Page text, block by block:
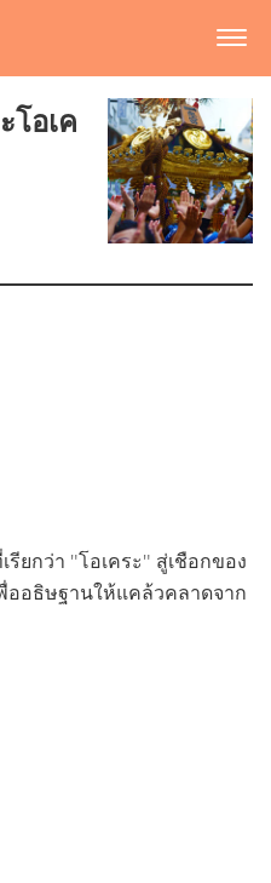
โอเค
ยกว่า "โอเคระ" สู่เชือกของ
ออธิษฐานให้แคล้วคลาดจาก